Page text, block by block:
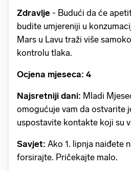
Zdravlje - Budući da će
budite umjereniji u
Mars u Lavu traži više
kontrolu tlaka.
Ocjena mjeseca: 4
Najsretniji dani: Mladi
omogućuje vam da ostvarite
uspostavite kontakte koji su
Savjet: Ako 1. lipnja naiđete
forsirajte. Pričekajte malo.